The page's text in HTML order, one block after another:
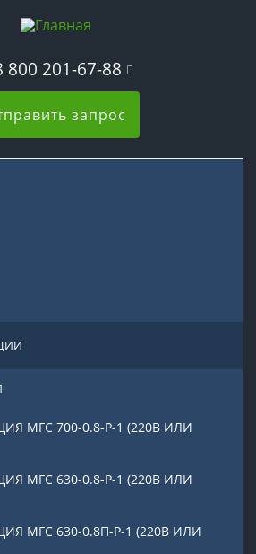
800 201-67-88
запрос
МГС 700-0.8-Р-1 (220В ИЛИ
МГС 630-0.8-Р-1 (220В ИЛИ
МГС 630-0.8П-Р-1 (220В ИЛИ